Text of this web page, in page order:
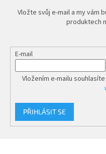
Vložte svůj e-mail a my vám
produktech
E-mail
Vložením e-mailu
PŘIHLÁSIT SE